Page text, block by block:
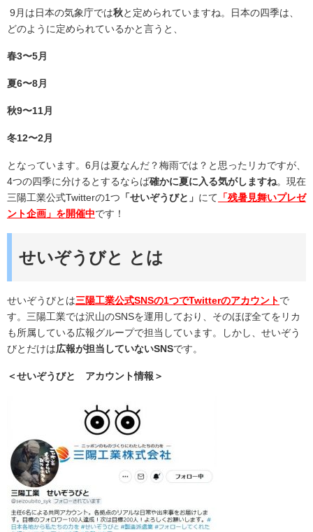
9月は日本の気象庁では秋と定められていますね。日本の四季は、
どのように定められているかと言うと、
春3〜5月
夏6〜8月
秋9〜11月
冬12〜2月
となっています。6月は夏なんだ？梅雨では？と思ったリカですが、
4つの四季に分けるとするならば確かに夏に入る気がしますね。現在
三陽工業公式Twitterの1つ 「せいぞうびと」 にて 「残暑見舞いプレゼ
ント企画」を開催中です！
せいぞうびと とは
せいぞうびとは三陽工業公式SNSの1つでTwitterのアカウントで
す。三陽工業では沢山のSNSを運用しており、そのほぼ全てをリカ
も所属している広報グループで担当しています。しかし、せいぞう
びとだけは広報が担当していないSNSです。
＜せいぞうびと アカウント情報＞